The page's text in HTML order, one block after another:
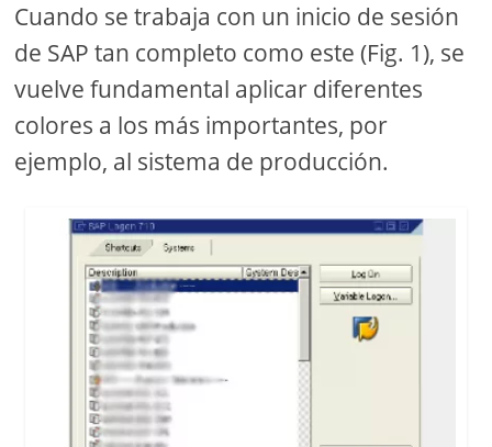
Cuando se trabaja con un inicio de sesión
de SAP tan completo como este (Fig. 1), se
vuelve fundamental aplicar diferentes
colores a los más importantes, por
ejemplo, al sistema de producción.